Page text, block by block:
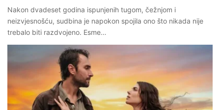
Nakon dvadeset godina ispunjenih tugom, čežnjom i
neizvjesnošću, sudbina je napokon spojila ono što nikada nije
trebalo biti razdvojeno. Esme…